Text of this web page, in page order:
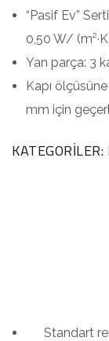
“Pasif Ev”
0,50 W/
Yan parça: 3
Kapı
mm için
KATEGORILER:
Standart